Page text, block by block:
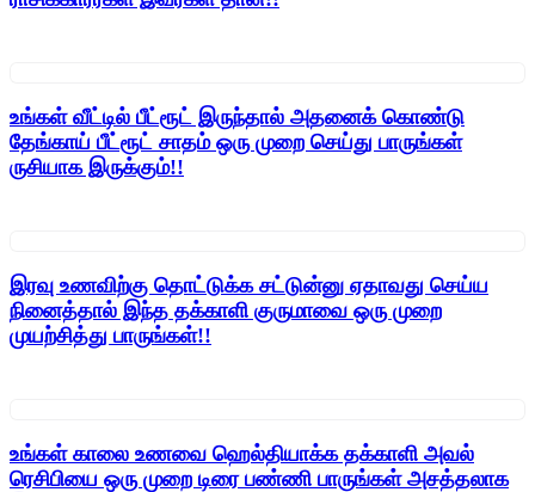
உங்கள் வீட்டில் பீட்ரூட் இருந்தால் அதனைக் கொண்டு
தேங்காய் பீட்ரூட் சாதம் ஒரு முறை செய்து பாருங்கள்
ருசியாக இருக்கும்!!
இரவு உணவிற்கு தொட்டுக்க சட்டுன்னு ஏதாவது செய்ய
நினைத்தால் இந்த தக்காளி குருமாவை ஒரு முறை
முயற்சித்து பாருங்கள்!!
உங்கள் காலை உணவை ஹெல்தியாக்க தக்காளி அவல்
ரெசிபியை ஒரு முறை டிரை பண்ணி பாருங்கள் அசத்தலாக